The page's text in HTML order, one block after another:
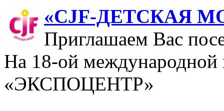
«CJF-ДЕТСКАЯ
Приглашаем Вас
На 18-ой
«ЭКСПОЦЕНТР»